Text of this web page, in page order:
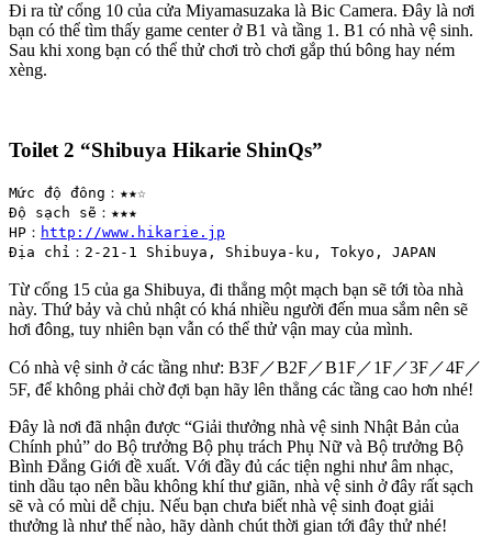
Đi ra từ cổng 10 của cửa Miyamasuzaka là Bic Camera. Đây là nơi
bạn có thể tìm thấy game center ở B1 và tầng 1. B1 có nhà vệ sinh.
Sau khi xong bạn có thể thử chơi trò chơi gắp thú bông hay ném
xèng.
Toilet 2 “Shibuya Hikarie ShinQs”
Mức độ đông：★★☆
Độ sạch sẽ：★★★
HP： http://www.hikarie.jp
Địa chỉ：2-21-1 Shibuya, Shibuya-ku, Tokyo, JAPAN
Từ cổng 15 của ga Shibuya, đi thẳng một mạch bạn sẽ tới tòa nhà
này. Thứ bảy và chủ nhật có khá nhiều người đến mua sắm nên sẽ
hơi đông, tuy nhiên bạn vẫn có thể thử vận may của mình.
Có nhà vệ sinh ở các tầng như: B3F／B2F／B1F／1F／3F／4F／
5F, để không phải chờ đợi bạn hãy lên thẳng các tầng cao hơn nhé!
Đây là nơi đã nhận được “Giải thưởng nhà vệ sinh Nhật Bản của
Chính phủ” do Bộ trưởng Bộ phụ trách Phụ Nữ và Bộ trưởng Bộ
Bình Đẳng Giới đề xuất. Với đầy đủ các tiện nghi như âm nhạc,
tinh dầu tạo nên bầu không khí thư giãn, nhà vệ sinh ở đây rất sạch
sẽ và có mùi dễ chịu. Nếu bạn chưa biết nhà vệ sinh đoạt giải
thưởng là như thế nào, hãy dành chút thời gian tới đây thử nhé!